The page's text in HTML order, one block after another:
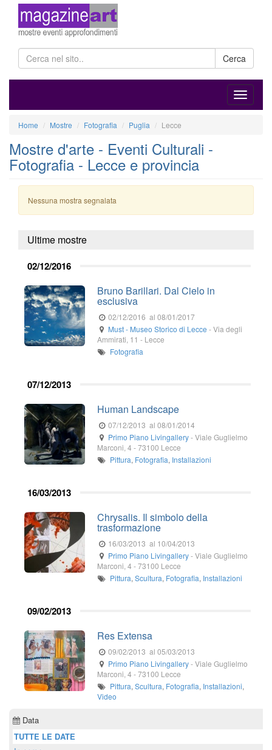
Cerca
Home Mostre Fotografia Puglia Lecce
Mostre d'arte - Eventi Culturali -
Fotografia - Lecce e provincia
Nessuna mostra segnalata
Ultime mostre
02/12/2016
Bruno Barillari. Dal Cielo in
esclusiva
02/12/2016 al 08/01/2017
Must - Museo Storico di Lecce -Via degli
Ammirati, 11 - Lecce
Fotografia
07/12/2013
Human Landscape
07/12/2013 al 08/01/2014
Primo Piano Livingallery-Viale Guglielmo
Marconi, 4 -73100 Lecce
Pittura, Fotografia, Installazioni
16/03/2013
Chrysalis. Il simbolo della
trasformazione
16/03/2013 al 10/04/2013
Primo Piano Livingallery-Viale Guglielmo
Marconi, 4 -73100 Lecce
Pittura,Scultura, Fotografia, Installazioni
09/02/2013
Res Extensa
09/02/2013 al 05/03/2013
Primo Piano Livingallery-Viale Guglielmo
Marconi, 4 -73100 Lecce
Pittura,Scultura, Fotografia, Installazioni,
Video
Data
TUTTE LE DATE